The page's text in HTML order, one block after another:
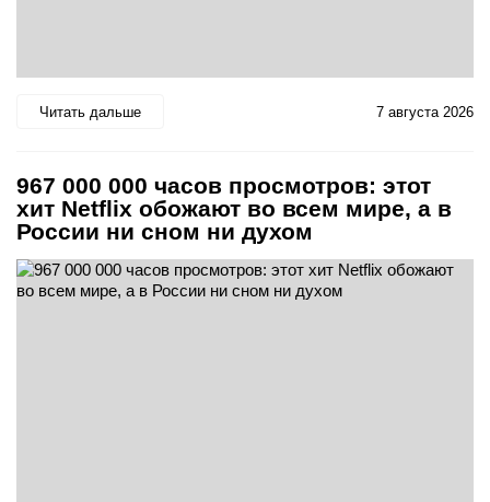
Читать дальше 7 августа 2026
967 000 000 часов просмотров: этот
хит Netflix обожают во всем мире, а в
России ни сном ни духом